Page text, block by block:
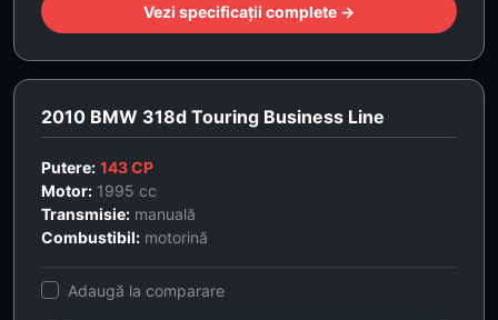
Vezi specificații complete →
2010 BMW 318d Touring Business Line
Putere: 143 CP
Motor: 1995 cc
Transmisie: manuală
Combustibil: motorină
Adaugă la comparare